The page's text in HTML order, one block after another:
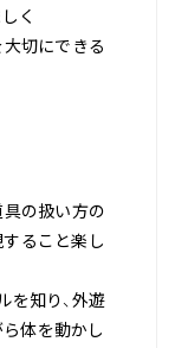
く
大切にできる
具の扱い方の
すること楽し
を知り、外遊
体を動かし